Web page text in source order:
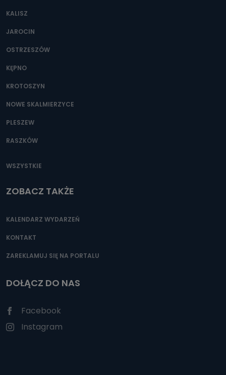
KALISZ
JAROCIN
OSTRZESZÓW
KĘPNO
KROTOSZYN
NOWE SKALMIERZYCE
PLESZEW
RASZKÓW
WSZYSTKIE
ZOBACZ TAKŻE
KALENDARZ WYDARZEŃ
KONTAKT
ZAREKLAMUJ SIĘ NA PORTALU
DOŁĄCZ DO NAS
Facebook
Instagram